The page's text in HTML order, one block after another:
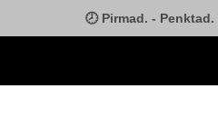
🕗 Pirmad. -